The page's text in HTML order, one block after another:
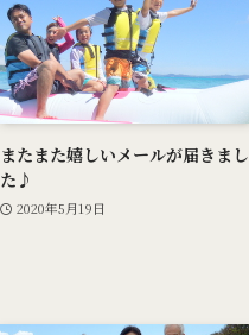
またまた嬉しいメールが届きまし
た♪
2020年5月19日